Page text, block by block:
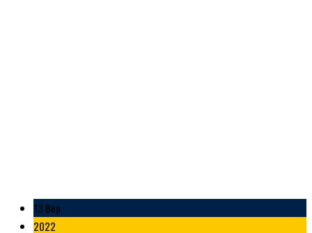
13 Вер
2022